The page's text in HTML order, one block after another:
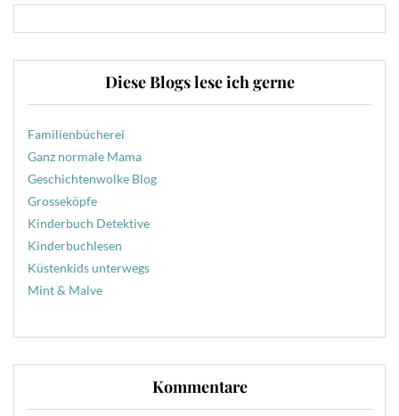
Diese Blogs lese ich gerne
Familienbücherei
Ganz normale Mama
Geschichtenwolke Blog
Grosseköpfe
Kinderbuch Detektive
Kinderbuchlesen
Küstenkids unterwegs
Mint & Malve
Kommentare